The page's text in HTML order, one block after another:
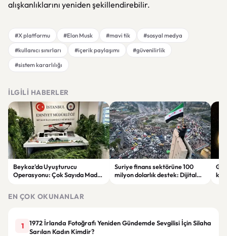
alışkanlıklarını yeniden şekillendirebilir.
#X platformu #Elon Musk #mavi tik
#sosyal medya
#kullanıcı sınırları
#içerik paylaşımı
#güvenilirlik
#sistem kararlılığı
İLGILI HABERLER
Beykoz'da Uyuşturucu
Operasyonu: Çok Sayıda Madde
Suriye finans sektörüne 100
milyon dolarlık destek: Dijital
EN ÇOK OKUNANLAR
1
1972 İrlanda Fotoğrafı Yeniden Gündemde Sevgilisi İçin Silaha
Sarılan Kadın Kimdir?